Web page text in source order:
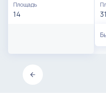
Площадь
14 31